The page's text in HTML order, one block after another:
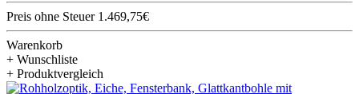
Preis ohne Steuer 1.469,75€
Warenkorb
+ Wunschliste
+ Produktvergleich